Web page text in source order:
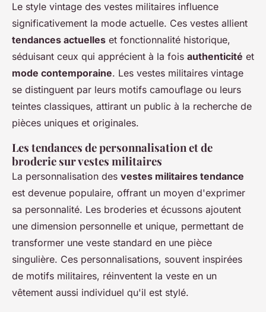
Le style vintage des vestes militaires influence
significativement la mode actuelle. Ces vestes allient
tendances actuelles et fonctionnalité historique,
séduisant ceux qui apprécient à la fois authenticité et
mode contemporaine. Les vestes militaires vintage
se distinguent par leurs motifs camouflage ou leurs
teintes classiques, attirant un public à la recherche de
pièces uniques et originales.
Les tendances de personnalisation et de
broderie sur vestes militaires
La personnalisation des vestes militaires tendance
est devenue populaire, offrant un moyen d'exprimer
sa personnalité. Les broderies et écussons ajoutent
une dimension personnelle et unique, permettant de
transformer une veste standard en une pièce
singulière. Ces personnalisations, souvent inspirées
de motifs militaires, réinventent la veste en un
vêtement aussi individuel qu'il est stylé.